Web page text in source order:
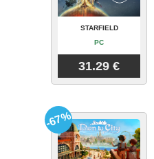
STARFIELD
PC
31.29 €
-67%